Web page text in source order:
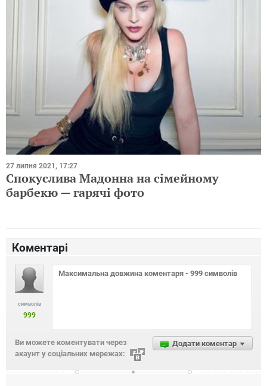
27 липня 2021, 17:27
Спокуслива Мадонна на сімейному
барбекю — гарячі фото
Коментарі
символів
999
Додати коментар
Ви можете коментувати через
акаунт у соціальних мережах: